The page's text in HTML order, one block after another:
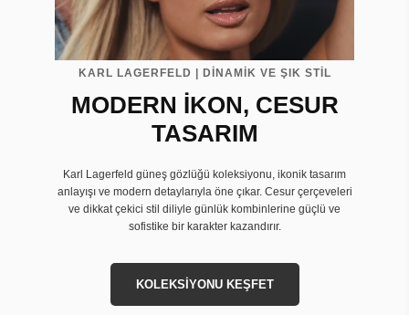
KARL LAGERFELD | DİNAMİK VE ŞIK STİL
MODERN İKON, CESUR
TASARIM
Karl Lagerfeld güneş gözlüğü koleksiyonu, ikonik tasarım
anlayışı ve modern detaylarıyla öne çıkar. Cesur çerçeveleri
ve dikkat çekici stil diliyle günlük kombinlerine güçlü ve
sofistike bir karakter kazandırır.
KOLEKSİYONU KEŞFET